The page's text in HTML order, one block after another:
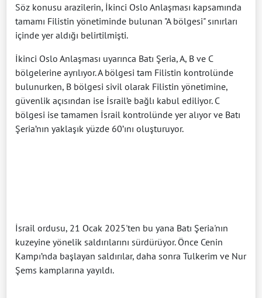
Söz konusu arazilerin, İkinci Oslo Anlaşması kapsamında
tamamı Filistin yönetiminde bulunan "A bölgesi" sınırları
içinde yer aldığı belirtilmişti.
İkinci Oslo Anlaşması uyarınca Batı Şeria, A, B ve C
bölgelerine ayrılıyor. A bölgesi tam Filistin kontrolünde
bulunurken, B bölgesi sivil olarak Filistin yönetimine,
güvenlik açısından ise İsrail’e bağlı kabul ediliyor. C
bölgesi ise tamamen İsrail kontrolünde yer alıyor ve Batı
Şeria’nın yaklaşık yüzde 60’ını oluşturuyor.
İsrail ordusu, 21 Ocak 2025'ten bu yana Batı Şeria'nın
kuzeyine yönelik saldırılarını sürdürüyor. Önce Cenin
Kampı’nda başlayan saldırılar, daha sonra Tulkerim ve Nur
Şems kamplarına yayıldı.